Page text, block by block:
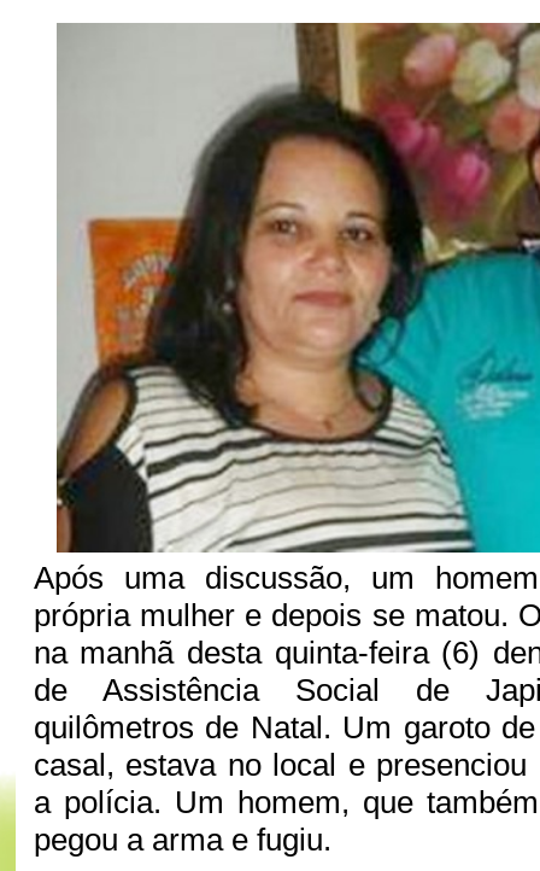
Após uma discussão, um
própria mulher e depois se matou.
na manhã desta quinta-feira (6)
de Assistência Social de
quilômetros de Natal. Um garoto
casal, estava no local e
a polícia. Um homem, que
pegou a arma e fugiu.